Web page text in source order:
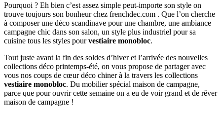
Pourquoi ? Eh bien c’est assez simple peut-importe son style on
trouve toujours son bonheur chez frenchdec.com . Que l’on cherche
à composer une déco scandinave pour une chambre, une ambiance
campagne chic dans son salon, un style plus industriel pour sa
cuisine tous les styles pourvestiaire monobloc.
Tout juste avant la fin des soldes d’hiver et l’arrivée des nouvelles
collections déco printemps-été, on vous propose de partager avec
vous nos coups de cœur déco chiner à la travers les collections
vestiaire monobloc. Du mobilier spécial maison de campagne,
parce que pour ouvrir cette semaine on a eu de voir grand et de rêver
maison de campagne !